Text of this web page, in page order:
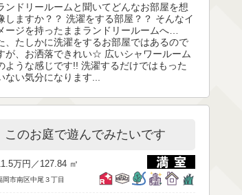
ンドリールームと聞いてどんなお部屋を想
しますか？？ 洗濯をする部屋？？ そんなイ
ージを持ったままランドリールームへ…
、たしかに洗濯をするお部屋ではあるので
が、お洒落できれい☆ 広いシャワールーム
ような感じです!! 洗濯するだけではもった
ない気分になります...
このお庭で遊んでみたいです
万円／127.84 ㎡
岡市南区中尾３丁目